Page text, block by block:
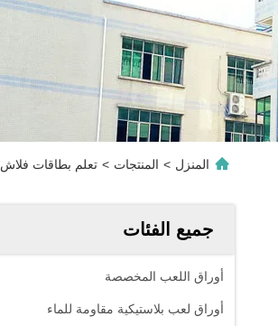
المنزل > المنتجات > تعلم بطاقات فلاش
جميع الفئات
أوراق اللعب المخصصة
أوراق لعب بلاستيكية مقاومة للماء